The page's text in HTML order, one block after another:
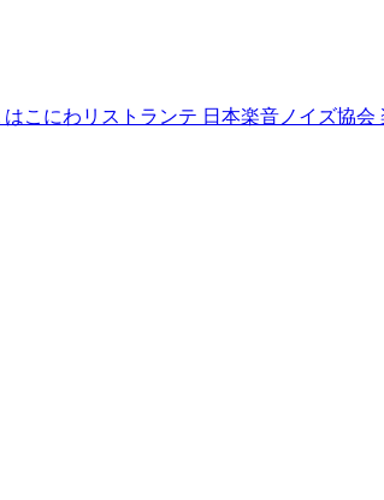
はこにわリストランテ 日本楽音ノイズ協会